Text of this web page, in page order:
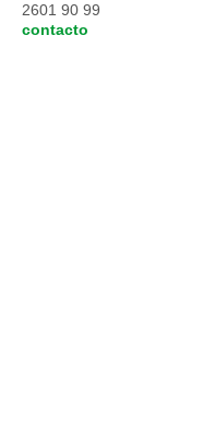
2601 90 99
contacto